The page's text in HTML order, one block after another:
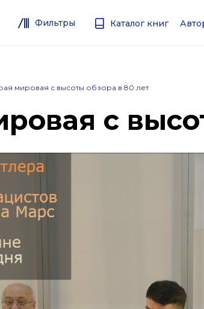
Фильтры Каталог книг
мировая с высоты обзора в 80 лет
с